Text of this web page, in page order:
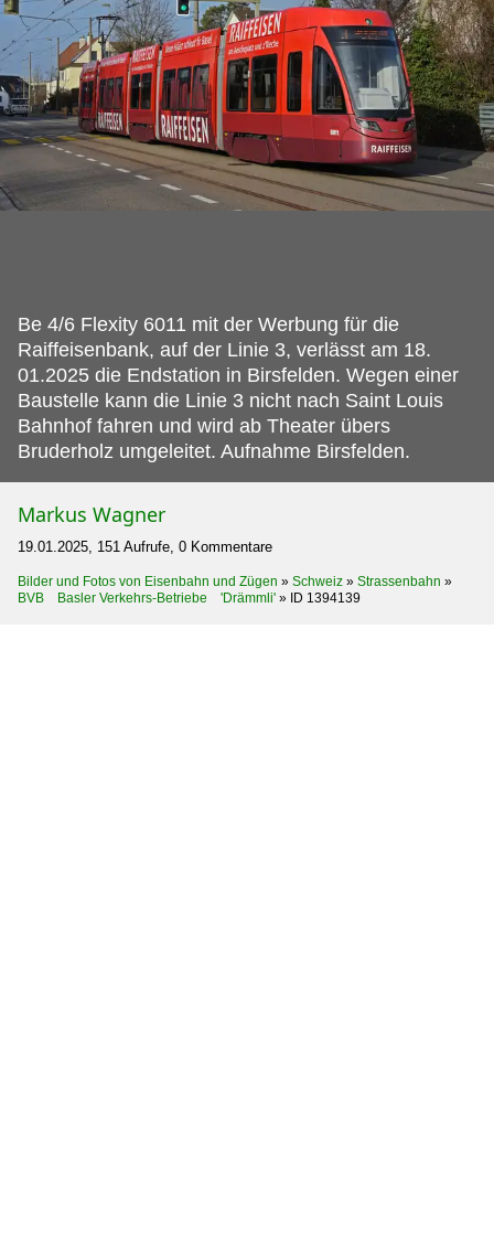
Be 4/6 Flexity 6011 mit der Werbung für die
Raiffeisenbank, auf der Linie 3, verlässt am 18.
01.2025 die Endstation in Birsfelden. Wegen einer
Baustelle kann die Linie 3 nicht nach Saint Louis
Bahnhof fahren und wird ab Theater übers
Bruderholz umgeleitet. Aufnahme Birsfelden.
Markus Wagner
19.01.2025, 151 Aufrufe, 0 Kommentare
Bilder und Fotos von Eisenbahn und Zügen » Schweiz » Strassenbahn »
BVB Basler Verkehrs-Betriebe 'Drämmli' » ID 1394139